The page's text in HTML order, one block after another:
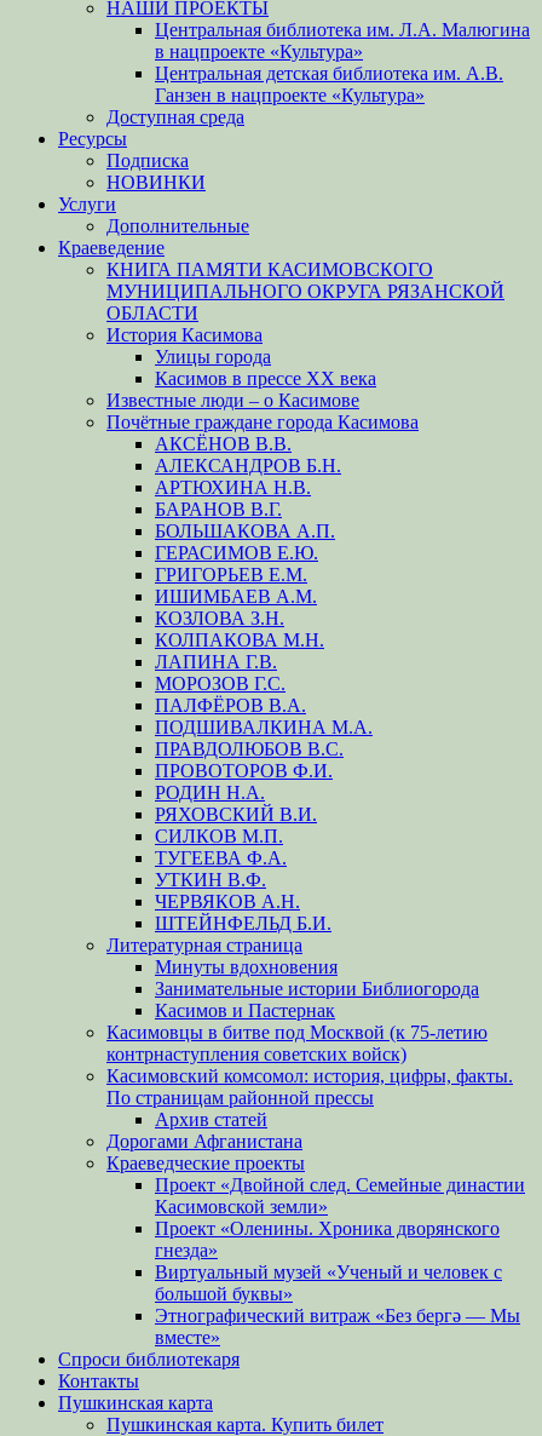
НАШИ ПРОЕКТЫ
Центральная библиотека им. Л.А. Малюгина
в нацпроекте «Культура»
Центральная детская библиотека им. А.В.
Ганзен в нацпроекте «Культура»
Доступная среда
Ресурсы
Подписка
НОВИНКИ
Услуги
Дополнительные
Краеведение
КНИГА ПАМЯТИ КАСИМОВСКОГО
МУНИЦИПАЛЬНОГО ОКРУГА РЯЗАНСКОЙ
ОБЛАСТИ
История Касимова
Улицы города
Касимов в прессе XX века
Известные люди – о Касимове
Почётные граждане города Касимова
АКСЁНОВ В.В.
АЛЕКСАНДРОВ Б.Н.
АРТЮХИНА Н.В.
БАРАНОВ В.Г.
БОЛЬШАКОВА А.П.
ГЕРАСИМОВ Е.Ю.
ГРИГОРЬЕВ Е.М.
ИШИМБАЕВ А.М.
КОЗЛОВА З.Н.
КОЛПАКОВА М.Н.
ЛАПИНА Г.В.
МОРОЗОВ Г.С.
ПАЛФЁРОВ В.А.
ПОДШИВАЛКИНА М.А.
ПРАВДОЛЮБОВ В.С.
ПРОВОТОРОВ Ф.И.
РОДИН Н.А.
РЯХОВСКИЙ В.И.
СИЛКОВ М.П.
ТУГЕЕВА Ф.А.
УТКИН В.Ф.
ЧЕРВЯКОВ А.Н.
ШТЕЙНФЕЛЬД Б.И.
Литературная страница
Минуты вдохновения
Занимательные истории Библиогорода
Касимов и Пастернак
Касимовцы в битве под Москвой (к 75-летию
контрнаступления советских войск)
Касимовский комсомол: история, цифры, факты.
По страницам районной прессы
Архив статей
Дорогами Афганистана
Краеведческие проекты
Проект «Двойной след. Семейные династии
Касимовской земли»
Проект «Оленины. Хроника дворянского
гнезда»
Виртуальный музей «Ученый и человек с
большой буквы»
Этнографический витраж «Без бергə — Мы
вместе»
Спроси библиотекаря
Контакты
Пушкинская карта
Пушкинская карта. Купить билет